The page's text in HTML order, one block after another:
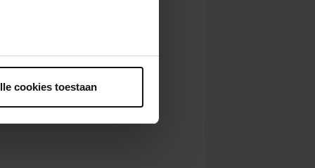
cookies toestaan